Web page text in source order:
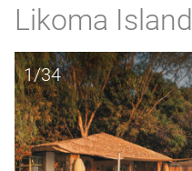
Likoma Island
1/34